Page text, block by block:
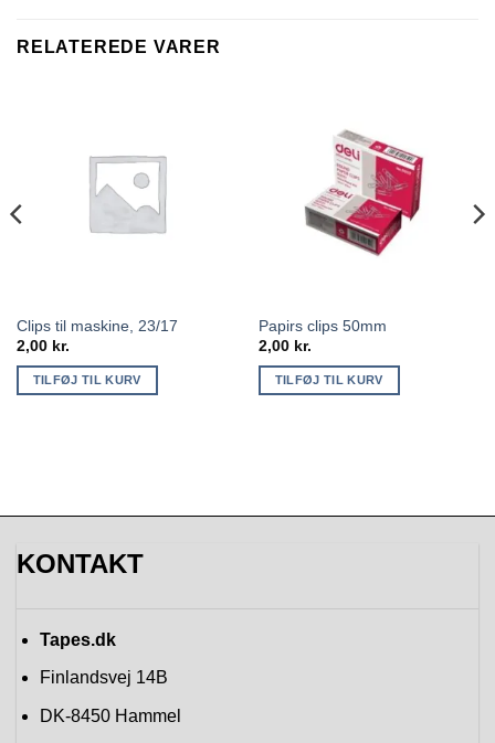
RELATEREDE VARER
Clips til maskine, 23/17
2,00 kr.
TILFØJ TIL KURV
Papirs clips 50mm
2,00 kr.
TILFØJ TIL KURV
KONTAKT
Tapes.dk
Finlandsvej 14B
DK-8450 Hammel